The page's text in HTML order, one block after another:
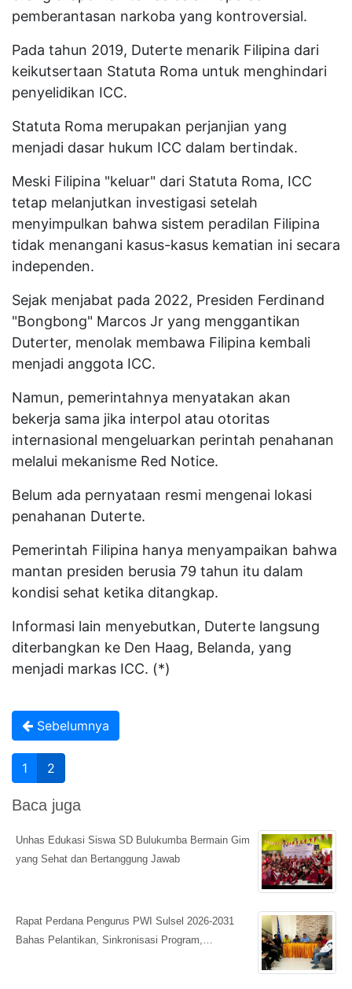
pemberantasan narkoba yang kontroversial.
Pada tahun 2019, Duterte menarik Filipina dari
keikutsertaan Statuta Roma untuk menghindari
penyelidikan ICC.
Statuta Roma merupakan perjanjian yang
menjadi dasar hukum ICC dalam bertindak.
Meski Filipina "keluar" dari Statuta Roma, ICC
tetap melanjutkan investigasi setelah
menyimpulkan bahwa sistem peradilan Filipina
tidak menangani kasus-kasus kematian ini secara
independen.
Sejak menjabat pada 2022, Presiden Ferdinand
"Bongbong" Marcos Jr yang menggantikan
Duterter, menolak membawa Filipina kembali
menjadi anggota ICC.
Namun, pemerintahnya menyatakan akan
bekerja sama jika interpol atau otoritas
internasional mengeluarkan perintah penahanan
melalui mekanisme Red Notice.
Belum ada pernyataan resmi mengenai lokasi
penahanan Duterte.
Pemerintah Filipina hanya menyampaikan bahwa
mantan presiden berusia 79 tahun itu dalam
kondisi sehat ketika ditangkap.
Informasi lain menyebutkan, Duterte langsung
diterbangkan ke Den Haag, Belanda, yang
menjadi markas ICC. (*)
Sebelumnya
1 2
Baca juga
Unhas Edukasi Siswa SD Bulukumba Bermain Gim
yang Sehat dan Bertanggung Jawab
Rapat Perdana Pengurus PWI Sulsel 2026-2031
Bahas Pelantikan, Sinkronisasi Program,…